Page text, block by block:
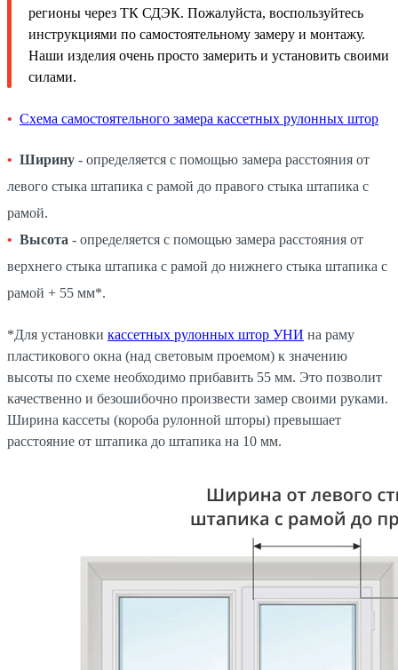
регионы через ТК СДЭК. Пожалуйста, воспользуйтесь
инструкциями по самостоятельному замеру и монтажу.
Наши изделия очень просто замерить и установить своими
силами.
Схема самостоятельного замера кассетных рулонных штор
Ширину - определяется с помощью замера расстояния от
левого стыка штапика с рамой до правого стыка штапика с
рамой.
Высота - определяется с помощью замера расстояния от
верхнего стыка штапика с рамой до нижнего стыка штапика с
рамой + 55 мм*.
*Для установки кассетных рулонных штор УНИ на раму
пластикового окна (над световым проемом) к значению
высоты по схеме необходимо прибавить 55 мм. Это позволит
качественно и безошибочно произвести замер своими руками.
Ширина кассеты (короба рулонной шторы) превышает
расстояние от штапика до штапика на 10 мм.